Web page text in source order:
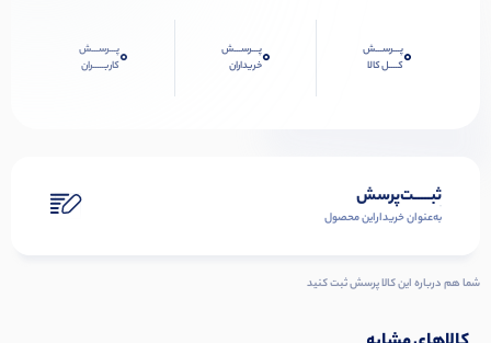
0پـــرســـش
کــــل کالا
0پـــرســـش
خریداران
0پـــرســـش
کاربـــــران
ثبـــــت‌پرسش
به‌عنوان ‌خریدار‌این‌ محصول
شما هم درباره این کالا پرسش ثبت کنید